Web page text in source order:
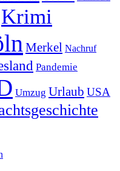
Krimi
Merkel Nachruf
Pandemie
Umzug Urlaub USA